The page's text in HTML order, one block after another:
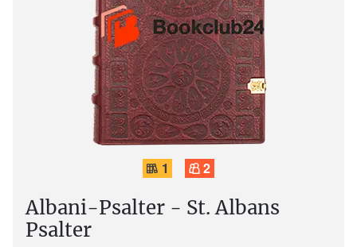
1 2
Albani-Psalter - St. Albans
Psalter